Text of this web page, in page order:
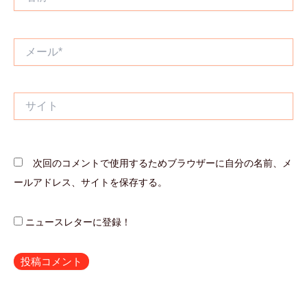
次回のコメントで使用するためブラウザーに自分の名前、メ
ールアドレス、サイトを保存する。
ニュースレターに登録！